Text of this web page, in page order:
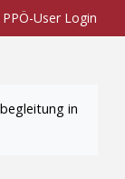
umschalten
PPÖ-User Login
in